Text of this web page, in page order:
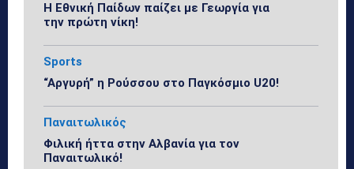
Η Εθνική Παίδων παίζει με Γεωργία για
την πρώτη νίκη!
Sports
“Αργυρή” η Ρούσσου στο Παγκόσμιο U20!
Παναιτωλικός
Φιλική ήττα στην Αλβανία για τον
Παναιτωλικό!